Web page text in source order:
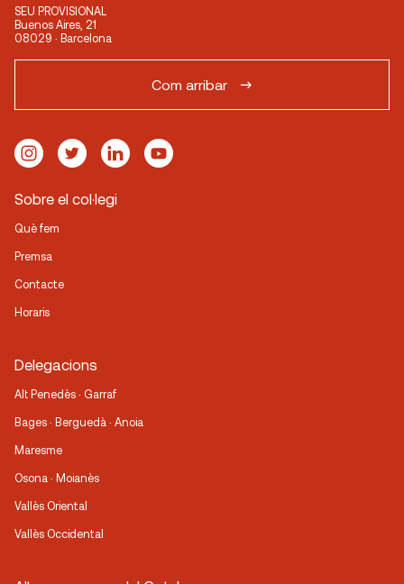
SEU PROVISIONAL
Buenos Aires, 21
08029 · Barcelona
Com arribar
Sobre el col·legi
Què fem
Premsa
Contacte
Horaris
Delegacions
Alt Penedès · Garraf
Bages · Berguedà · Anoia
Maresme
Osona · Moianès
Vallès Oriental
Vallès Occidental